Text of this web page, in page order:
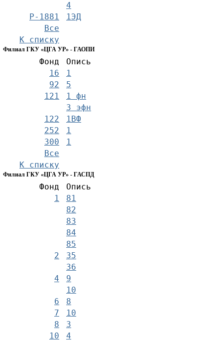
4
Р-1881
1ЭД
Все
К списку
Филиал ГКУ «ЦГА УР» - ГАОПИ
Фонд
Опись
16
1
92
5
121
1 фн
3 эфн
122
1ВФ
252
1
300
1
Все
К списку
Филиал ГКУ «ЦГА УР» - ГАСПД
Фонд
Опись
1
81
82
83
84
85
2
35
36
4
9
10
6
8
7
10
8
3
10
4